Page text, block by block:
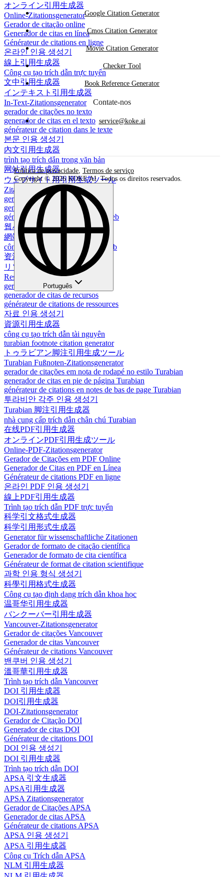
オンライン引用生成器
Online-Zitationsgenerator
Gerador de citação online
Generador de citas en línea
Générateur de citations en ligne
온라인 인용 생성기
線上引用生成器
Công cụ tạo trích dẫn trực tuyến
文中引用生成器
インテキスト引用生成器
In-Text-Zitationsgenerator
gerador de citações no texto
generador de citas en el texto
générateur de citation dans le texte
본문 인용 생성기
內文引用生成器
trình tạo trích dẫn trong văn bản
网站引用生成器
ウェブサイト用引用生成ツール
Zitationsgenerator für Websites
gerador de citações para site
generador de citas para website
générateur de citations pour site web
웹사이트용 인용 생성기
網站引用生成器
công cụ tạo trích dẫn cho trang web
资源引用生成器
リソース引用生成ツール
Ressourcenzitationsgenerator
gerador de citações de recursos
generador de citas de recursos
générateur de citations de ressources
자료 인용 생성기
資源引用生成器
công cụ tạo trích dẫn tài nguyên
turabian footnote citation generator
トゥラビアン脚注引用生成ツール
Turabian Fußnoten-Zitationsgenerator
gerador de citações em nota de rodapé no estilo Turabian
generador de citas en pie de página Turabian
générateur de citations en notes de bas de page Turabian
투라비안 각주 인용 생성기
Turabian 脚注引用生成器
nhà cung cấp trích dẫn chân chú Turabian
在线PDF引用生成器
オンラインPDF引用生成ツール
Online-PDF-Zitationsgenerator
Gerador de Citações em PDF Online
Generador de Citas en PDF en Línea
Générateur de citations PDF en ligne
온라인 PDF 인용 생성기
線上PDF引用生成器
Trình tạo trích dẫn PDF trực tuyến
科学引文格式生成器
科学引用形式生成器
Generator für wissenschaftliche Zitationen
Gerador de formato de citação científica
Generador de formato de cita científica
Générateur de format de citation scientifique
과학 인용 형식 생성기
科學引用格式生成器
Công cụ tạo định dạng trích dẫn khoa học
温哥华引用生成器
バンクーバー引用生成器
Vancouver-Zitationsgenerator
Gerador de citações Vancouver
Generador de citas Vancouver
Générateur de citations Vancouver
밴쿠버 인용 생성기
溫哥華引用生成器
Trình tạo trích dẫn Vancouver
DOI 引用生成器
DOI引用生成器
DOI-Zitationsgenerator
Gerador de Citação DOI
Generador de citas DOI
Générateur de citations DOI
DOI 인용 생성기
DOI 引用生成器
Trình tạo trích dẫn DOI
APSA 引文生成器
APSA引用生成器
APSA Zitationsgenerator
Gerador de Citações APSA
Generador de citas APSA
Générateur de citations APSA
APSA 인용 생성기
APSA 引用生成器
Công cụ Trích dẫn APSA
NLM 引用生成器
Google Citation Generator
Cmos Citation Generator
Movie Citation Generator
Checker Tool
Book Reference Generator
Contate-nos
service@koke.ai
Política de privacidade Termos de serviço
Copyright © 2026 KOKE AI. Todos os direitos reservados.
Português